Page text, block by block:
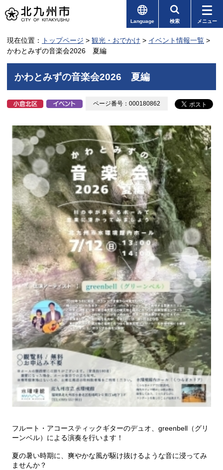
Language 検索 メニュー
現在位置： トップページ > 観光・おでかけ > イベント情報一覧 >
かわとみずの音楽会2026 夏編
かわとみずの音楽会2026 夏編
ページ番号：000180862
フルート・アコースティックギターのデュオ、greenbell（グリ
ーンベル）による演奏を行います！
夏の暑い時期に、爽やかな風が駆け抜けるような音に浸ってみ
ませんか？